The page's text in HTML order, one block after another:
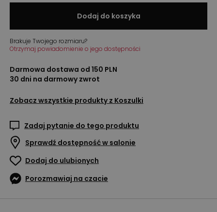
Dodaj do koszyka
Brakuje Twojego rozmiaru?
Otrzymaj powiadomienie o jego dostępności
Darmowa dostawa od 150 PLN
30 dni na darmowy zwrot
Zobacz wszystkie produkty z Koszulki
Zadaj pytanie do tego produktu
Sprawdź dostępność w salonie
Dodaj do ulubionych
Porozmawiaj na czacie